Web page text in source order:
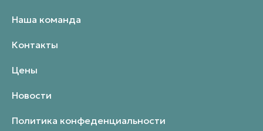
Наша команда
Контакты
Цены
Новости
Политика конфеденциальности